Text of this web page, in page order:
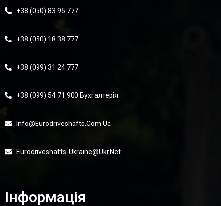
+38 (050) 83 95 777
+38 (050) 18 38 777
+38 (099) 31 24 777
+38 (099) 54 71 900 Бухгалтерія
Info@eurodriveshafts.com.ua
Eurodriveshafts-Ukraine@ukr.net
Інформація